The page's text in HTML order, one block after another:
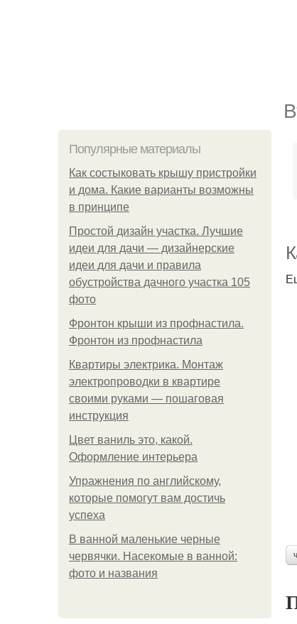
Популярные материалы
Как состыковать крышу пристройки
и дома. Какие варианты возможны
в принципе
Простой дизайн участка. Лучшие
идеи для дачи — дизайнерские
идеи для дачи и правила
обустройства дачного участка 105
фото
Фронтон крыши из профнастила.
Фронтон из профнастила
Квартиры электрика. Монтаж
электропроводки в квартире
своими руками — пошаговая
инструкция
Цвет ваниль это, какой.
Оформление интерьера
Упражнения по английскому,
которые помогут вам достичь
успеха
В ванной маленькие черные
червячки. Насекомые в ванной:
фото и названия